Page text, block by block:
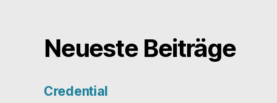
Neueste Beiträge
Credential